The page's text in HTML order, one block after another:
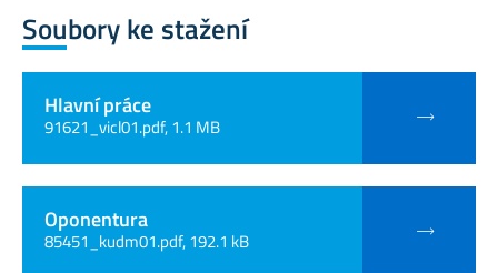
Soubory ke stažení
Hlavní práce
91621_vicl01.pdf, 1.1 MB
Oponentura
85451_kudm01.pdf, 192.1 kB